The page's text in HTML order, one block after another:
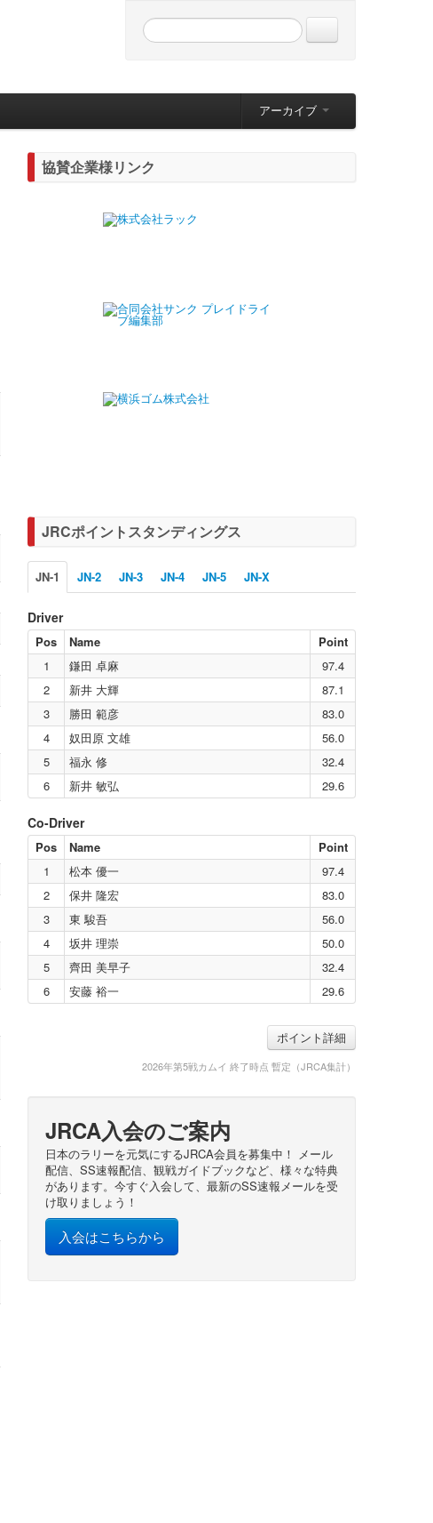
アーカイブ
協賛企業様リンク
JRCポイントスタンディングス
JN-1 JN-2 JN-3 JN-4 JN-5 JN-X
Driver
Pos Name
Point
1
鎌田 卓麻
97.4
2
新井 大輝
87.1
3
勝田 範彦
83.0
4
奴田原 文雄
56.0
5
福永 修
32.4
6
新井 敏弘 29.6
Co-Driver
Pos Name
Point
1
松本 優一
97.4
2
保井 隆宏
83.0
3
東 駿吾
56.0
4
坂井 理崇
50.0
5
齊田 美早子
32.4
6
安藤 裕一 29.6
ポイント詳細
2026年第5戦カムイ 終了時点 暫定（JRCA集計）
JRCA入会のご案内
日本のラリーを元気にするJRCA会員を募集中！ メール
配信、SS速報配信、観戦ガイドブックなど、様々な特典
があります。今すぐ入会して、最新のSS速報メールを受
け取りましょう！
入会はこちらから